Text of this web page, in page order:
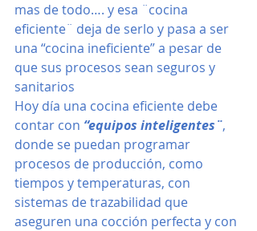
mas de todo…. y esa ¨cocina
eficiente¨ deja de serlo y pasa a ser
una “cocina ineficiente” a pesar de
que sus procesos sean seguros y
sanitarios
Hoy día una cocina eficiente debe
contar con “equipos inteligentes¨,
donde se puedan programar
procesos de producción, como
tiempos y temperaturas, con
sistemas de trazabilidad que
aseguren una cocción perfecta y con